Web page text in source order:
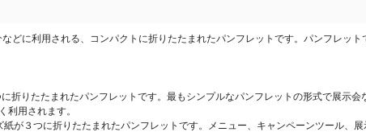
どに利用される、コンパクトに折りたたまれたパンフレットです。パンフレッ
折りたたまれたパンフレットです。最もシンプルなパンフレットの形式で展示会
利用されます。
が３つに折りたたまれたパンフレットです。メニュー、キャンペーンツール、